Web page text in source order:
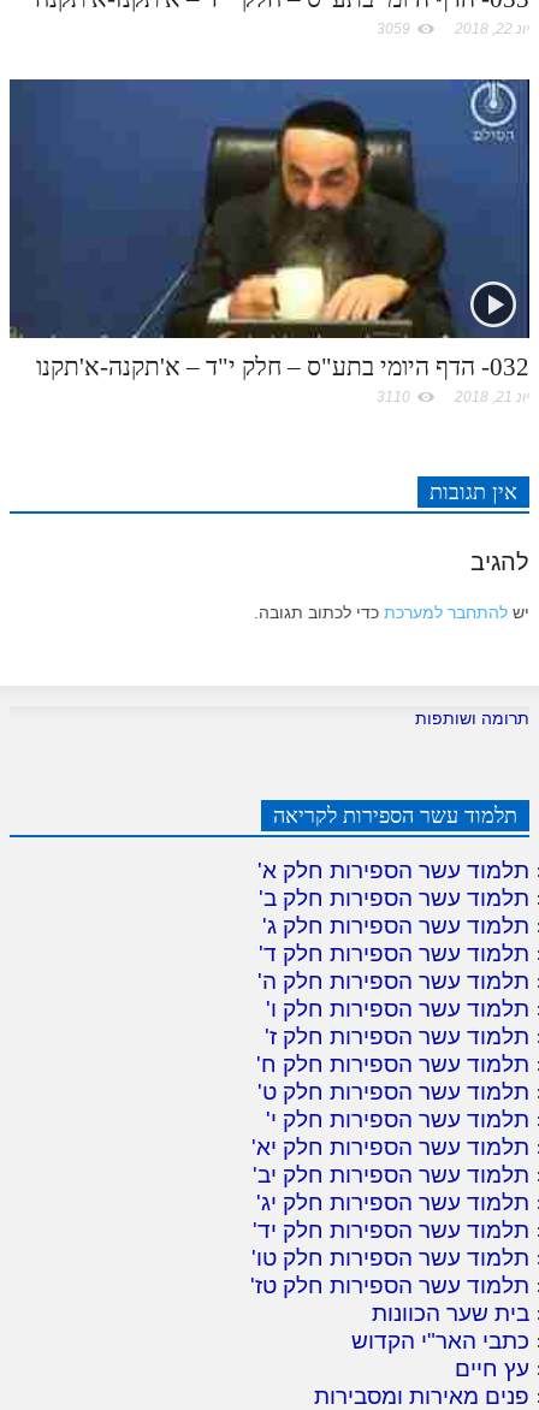
יונ 22, 2018 3059
032- הדף היומי בתע"ס – חלק י"ד – א'תקנה-א'תקנו
יונ 21, 2018 3110
אין תגובות
להגיב
יש להתחבר למערכת כדי לכתוב תגובה.
תרומה ושותפות
תלמוד עשר הספירות לקריאה
תלמוד עשר הספירות חלק א'
תלמוד עשר הספירות חלק ב'
תלמוד עשר הספירות חלק ג'
תלמוד עשר הספירות חלק ד'
תלמוד עשר הספירות חלק ה'
תלמוד עשר הספירות חלק ו'
תלמוד עשר הספירות חלק ז'
תלמוד עשר הספירות חלק ח'
תלמוד עשר הספירות חלק ט'
תלמוד עשר הספירות חלק י'
תלמוד עשר הספירות חלק יא'
תלמוד עשר הספירות חלק יב'
תלמוד עשר הספירות חלק יג'
תלמוד עשר הספירות חלק יד'
תלמוד עשר הספירות חלק טו'
תלמוד עשר הספירות חלק טז'
בית שער הכוונות
כתבי האר"י הקדוש
עץ חיים
פנים מאירות ומסבירות